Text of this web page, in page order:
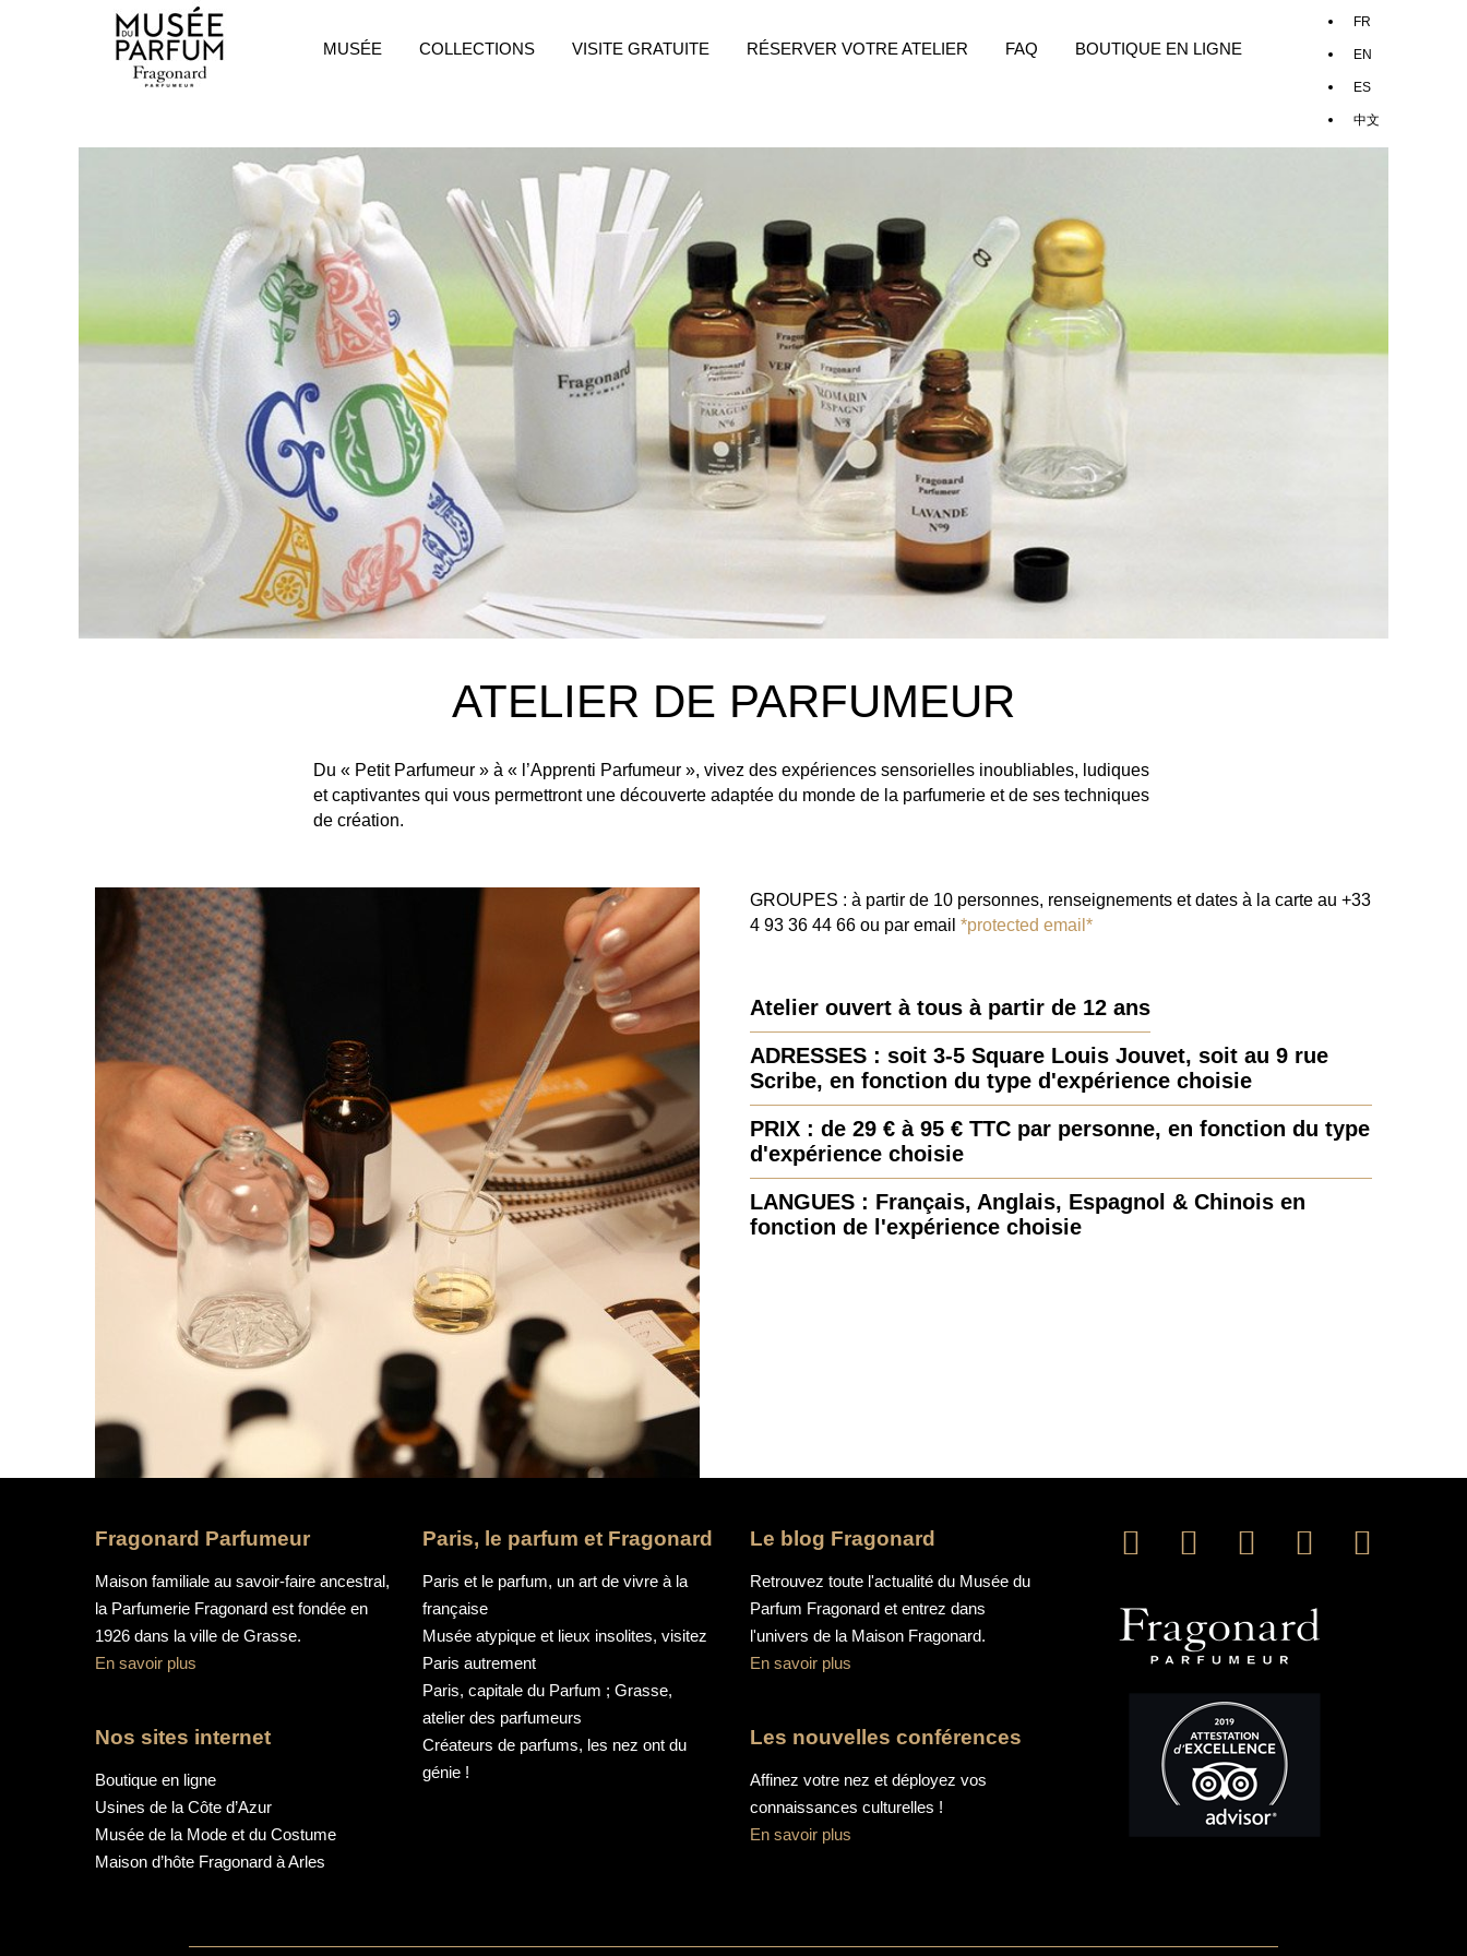
MUSÉE COLLECTIONS VISITE GRATUITE RÉSERVER VOTRE ATELIER FAQ BOUTIQUE EN LIGNE
ATELIER DE PARFUMEUR
Du « Petit Parfumeur » à « l’Apprenti Parfumeur », vivez des expériences sensorielles inoubliables, ludiques
et captivantes qui vous permettront une découverte adaptée du monde de la parfumerie et de ses techniques
de création.
GROUPES : à partir de 10 personnes, renseignements et dates à la carte au +33
4 93 36 44 66 ou par email *protected email*
Atelier ouvert à tous à partir de 12 ans
ADRESSES : soit 3-5 Square Louis Jouvet, soit au 9 rue
Scribe, en fonction du type d'expérience choisie
PRIX : de 29 € à 95 € TTC par personne, en fonction du type
d'expérience choisie
LANGUES : Français, Anglais, Espagnol & Chinois en
fonction de l'expérience choisie
Fragonard Parfumeur
Maison familiale au savoir-faire ancestral,
la Parfumerie Fragonard est fondée en
1926 dans la ville de Grasse.
En savoir plus
Nos sites internet
Boutique en ligne
Usines de la Côte d’Azur
Musée de la Mode et du Costume
Maison d’hôte Fragonard à Arles
Paris, le parfum et Fragonard
Paris et le parfum, un art de vivre à la
française
Musée atypique et lieux insolites, visitez
Paris autrement
Paris, capitale du Parfum ; Grasse,
atelier des parfumeurs
Créateurs de parfums, les nez ont du
génie !
Le blog Fragonard
Retrouvez toute l'actualité du Musée du
Parfum Fragonard et entrez dans
l'univers de la Maison Fragonard.
En savoir plus
Les nouvelles conférences
Affinez votre nez et déployez vos
connaissances culturelles !
En savoir plus